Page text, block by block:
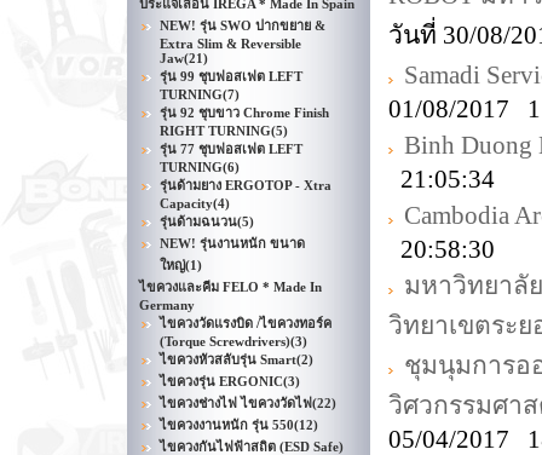
ประแจเลื่อน IREGA * Made In Spain
NEW! รุ่น SWO ปากขยาย &
Extra Slim & Reversible
Jaw(21)
รุ่น 99 ชุบฟอสเฟต LEFT
TURNING(7)
รุ่น 92 ชุบขาว Chrome Finish
RIGHT TURNING(5)
รุ่น 77 ชุบฟอสเฟต LEFT
TURNING(6)
รุ่นด้ามยาง ERGOTOP - Xtra
Capacity(4)
รุ่นด้ามฉนวน(5)
NEW! รุ่นงานหนัก ขนาด
ใหญ่(1)
ไขควงและคีม FELO * Made In
Germany
ไขควงวัดแรงบิด /ไขควงทอร์ค
(Torque Screwdrivers)(3)
ไขควงหัวสลับรุ่น Smart(2)
ไขควงรุ่น ERGONIC(3)
ไขควงช่างไฟ ไขควงวัดไฟ(22)
ไขควงงานหนัก รุ่น 550(12)
ไขควงกันไฟฟ้าสถิต (ESD Safe)
วันที่ 30/08/
Samadi
01/08/2017
Binh Duong
21:05:34
Cambodia
20:58:30
มหาวิทยาลั
วิทยาเขตระย
ชุมนุมการอ
วิศวกรรมศา
05/04/2017